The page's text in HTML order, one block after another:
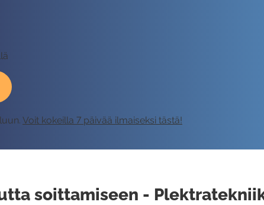
Voit kokeilla 7 päivää ilmaiseksi tästä!
soittamiseen -